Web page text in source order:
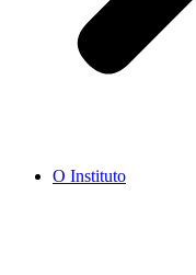
O Instituto